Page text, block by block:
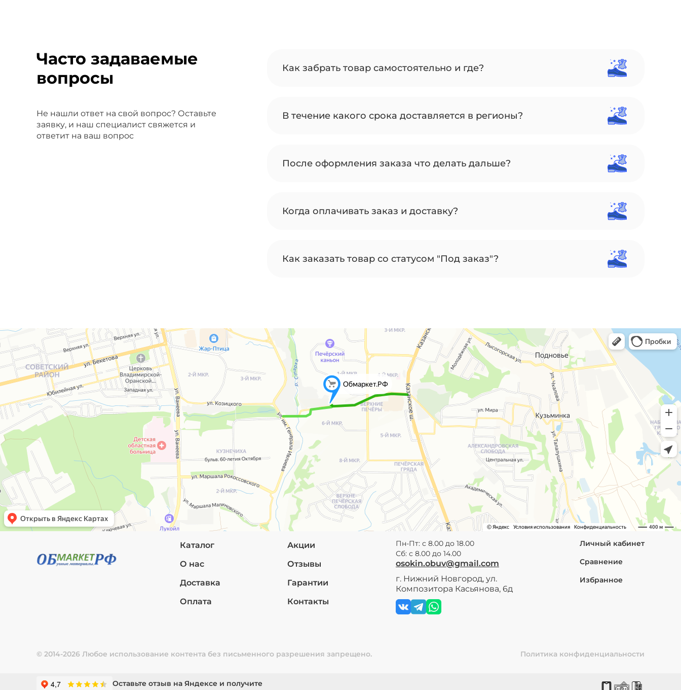
Часто задаваемые
вопросы
Не нашли ответ на свой вопрос? Оставьте
заявку, и наш специалист свяжется и
ответит на ваш вопрос
Как забрать товар самостоятельно и где?
В течение какого срока доставляется в регионы?
После оформления заказа что делать дальше?
Когда оплачивать заказ и доставку?
Как заказать товар со статусом "Под заказ"?
Каталог
О нас
Доставка
Оплата
Акции
Отзывы
Гарантии
Контакты
Пн-Пт: с 8.00 до 18.00
Сб: с 8.00 до 14.00
osokin.obuv@gmail.com
г. Нижний Новгород, ул.
Композитора Касьянова, 6д
Личный кабинет
Сравнение
Избранное
© 2014-2026 Любое использование контента без письменного разрешения запрещено. Политика конфиденциальности
Оставьте отзыв на Яндексе и получите